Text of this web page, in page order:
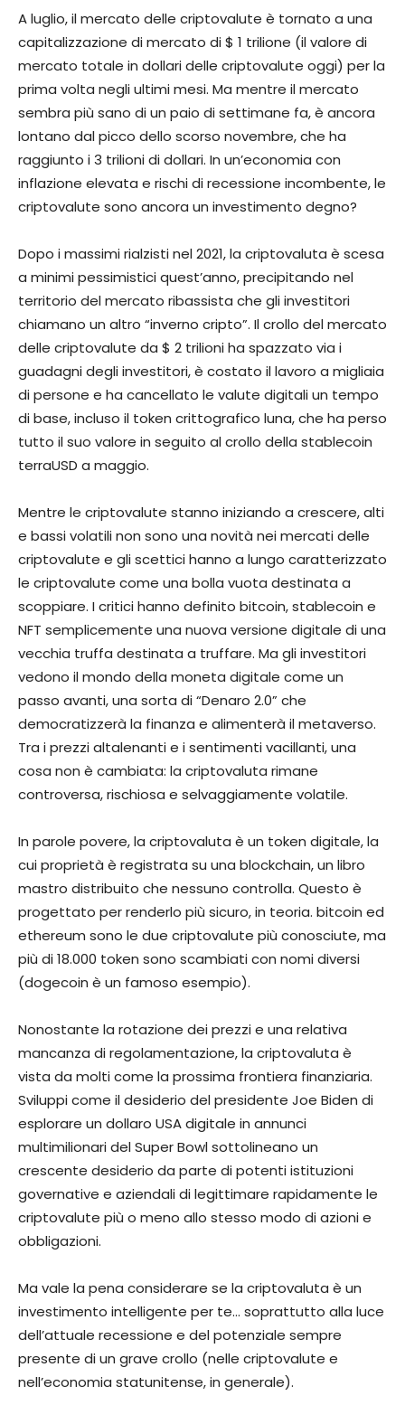
A luglio, il mercato delle criptovalute è tornato a una
capitalizzazione di mercato di $ 1 trilione (il valore di
mercato totale in dollari delle criptovalute oggi) per la
prima volta negli ultimi mesi. Ma mentre il mercato
sembra più sano di un paio di settimane fa, è ancora
lontano dal picco dello scorso novembre, che ha
raggiunto i 3 trilioni di dollari. In un’economia con
inflazione elevata e rischi di recessione incombente, le
criptovalute sono ancora un investimento degno?
Dopo i massimi rialzisti nel 2021, la criptovaluta è scesa
a minimi pessimistici quest’anno, precipitando nel
territorio del mercato ribassista che gli investitori
chiamano un altro “inverno cripto”. Il crollo del mercato
delle criptovalute da $ 2 trilioni ha spazzato via i
guadagni degli investitori, è costato il lavoro a migliaia
di persone e ha cancellato le valute digitali un tempo
di base, incluso il token crittografico luna, che ha perso
tutto il suo valore in seguito al crollo della stablecoin
terraUSD a maggio.
Mentre le criptovalute stanno iniziando a crescere, alti
e bassi volatili non sono una novità nei mercati delle
criptovalute e gli scettici hanno a lungo caratterizzato
le criptovalute come una bolla vuota destinata a
scoppiare. I critici hanno definito bitcoin, stablecoin e
NFT semplicemente una nuova versione digitale di una
vecchia truffa destinata a truffare. Ma gli investitori
vedono il mondo della moneta digitale come un
passo avanti, una sorta di “Denaro 2.0” che
democratizzerà la finanza e alimenterà il metaverso.
Tra i prezzi altalenanti e i sentimenti vacillanti, una
cosa non è cambiata: la criptovaluta rimane
controversa, rischiosa e selvaggiamente volatile.
In parole povere, la criptovaluta è un token digitale, la
cui proprietà è registrata su una blockchain, un libro
mastro distribuito che nessuno controlla. Questo è
progettato per renderlo più sicuro, in teoria. bitcoin ed
ethereum sono le due criptovalute più conosciute, ma
più di 18.000 token sono scambiati con nomi diversi
(dogecoin è un famoso esempio).
Nonostante la rotazione dei prezzi e una relativa
mancanza di regolamentazione, la criptovaluta è
vista da molti come la prossima frontiera finanziaria.
Sviluppi come il desiderio del presidente Joe Biden di
esplorare un dollaro USA digitale in annunci
multimilionari del Super Bowl sottolineano un
crescente desiderio da parte di potenti istituzioni
governative e aziendali di legittimare rapidamente le
criptovalute più o meno allo stesso modo di azioni e
obbligazioni.
Ma vale la pena considerare se la criptovaluta è un
investimento intelligente per te… soprattutto alla luce
dell’attuale recessione e del potenziale sempre
presente di un grave crollo (nelle criptovalute e
nell’economia statunitense, in generale).